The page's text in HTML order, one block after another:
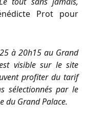
Prot pour
à 20h15 au Grand
visible sur le site
profiter du tarif
sélectionnés par le
du Grand Palace.